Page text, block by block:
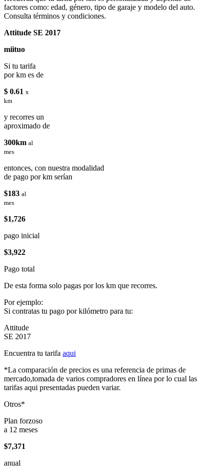
factores como: edad, género, tipo de garaje y modelo del auto.
Consulta términos y condiciones.
Attitude SE 2017
miituo
Si tu tarifa
por km es de
$ 0.61 x
km
y recorres un
aproximado de
300km al
mes
entonces, con nuestra modalidad
de pago por km serían
$183 al
mes
$1,726
pago inicial
$3,922
Pago total
De esta forma solo pagas por los km que recorres.
Por ejemplo:
Si contratas tu pago por kilómetro para tu:
Attitude
SE 2017
Encuentra tu tarifa aqui
*La comparación de precios es una referencia de primas de
mercado,tomada de varios compradores en línea por lo cual las
tarifas aqui presentadas pueden variar.
Otros*
Plan forzoso
a 12 meses
$7,371
anual